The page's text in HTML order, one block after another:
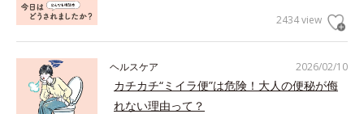
2434 view
2026/02/10
ヘルスケア
カチカチ“ミイラ便”は危険！大人の便秘が侮
れない理由って？